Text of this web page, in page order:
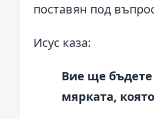
поставян под
Исус каза:
Вие ще
мярката,